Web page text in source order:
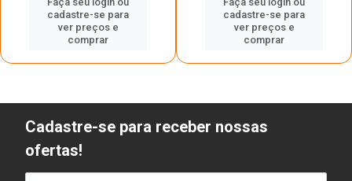
cadastre-se para
ver preços e
comprar
cadastre-se para
ver preços e
comprar
Cadastre-se para receber nossas
ofertas!